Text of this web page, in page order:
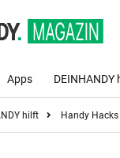
Apps DEINHANDY
hilft Handy Hacks